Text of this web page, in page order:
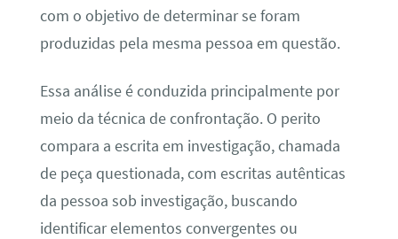
com o objetivo de determinar se foram
produzidas pela mesma pessoa em questão.
Essa análise é conduzida principalmente por
meio da técnica de confrontação. O perito
compara a escrita em investigação, chamada
de peça questionada, com escritas autênticas
da pessoa sob investigação, buscando
identificar elementos convergentes ou